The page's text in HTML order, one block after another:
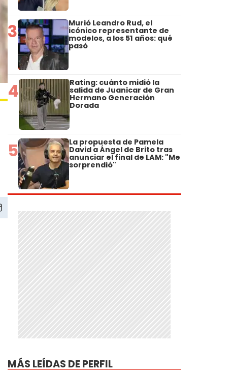
3 Murió Leandro Rud, el
icónico representante de
modelos, a los 51 años: qué
pasó
4 Rating: cuánto midió la
salida de Juanicar de Gran
Hermano Generación
Dorada
5 La propuesta de Pamela
David a Ángel de Brito tras
anunciar el final de LAM: "Me
sorprendió"
MÁS LEÍDAS DE PERFIL